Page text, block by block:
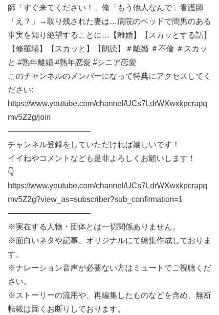
師「すぐ来てください！」俺「もう他人なんで」看護師
「え？」→取り残された妻は…病院のベッドで間男のある
事実を知り絶望することに…【離婚】【スカッとする話】
【修羅場】【スカッと】【朗読】＃離婚 ＃不倫 ＃スカッ
と #熟年離婚 #熟年恋愛 #シニア恋愛
このチャンネルのメンバーになって特典にアクセスしてく
ださい:
https://www.youtube.com/channel/UCs7LdrWXwxkpcrapq
mv5Z2g/join
——————————–
チャンネル登録をしていただければ嬉しいです！
イイねやコメントなども是非よろしくお願いします！
👇
https://www.youtube.com/channel/UCs7LdrWXwxkpcrapq
mv5Z2g?view_as=subscriber?sub_confirmation=1
——————————–
※実在する人物・団体とは一切関係ありません。
※面白いネタや記事、オリジナルにて編集作成しておりま
す。
※ナレーション音声が必要ない方はミュートでご視聴くだ
さい。
※ストーリーの流用や、再編集したものなどを含め、無断
転載は固くお断りしております。